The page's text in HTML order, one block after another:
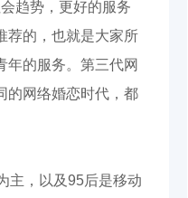
趋势，更好的服务
荐的，也就是大家所
年的服务。第三代网
的网络婚恋时代，都
主，以及95后是移动